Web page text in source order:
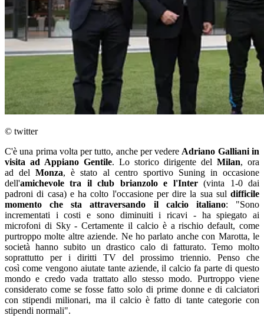
© twitter
C'è una prima volta per tutto, anche per vedere Adriano Galliani in
visita ad Appiano Gentile. Lo storico dirigente del Milan, ora
ad delMonza, è stato al centro sportivo Suning in occasione
dell'amichevole tra il club brianzolo e l'Inter(vinta 1-0 dai
padroni di casa) e ha colto l'occasione per dire la sua sul difficile
momento che sta attraversando il calcio italiano: "Sono
incrementati i costi e sono diminuiti i ricavi - ha spiegato ai
microfoni di Sky - Certamente il calcio è a rischio default, come
purtroppo molte altre aziende. Ne ho parlato anche con Marotta, le
società hanno subito un drastico calo di fatturato. Temo molto
soprattutto per i diritti TV del prossimo triennio. Penso che
così come vengono aiutate tante aziende, il calcio fa parte di questo
mondo e credo vada trattato allo stesso modo. Purtroppo viene
considerato come se fosse fatto solo di prime donne e di calciatori
con stipendi milionari, ma il calcio è fatto di tante categorie con
stipendi normali".